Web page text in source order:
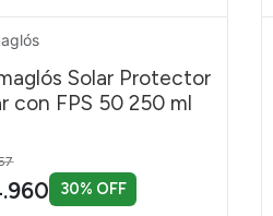
pañal
la piel
grasa
al acné
Solar Protector
con FPS 50 250 ml
from
to
30% OFF